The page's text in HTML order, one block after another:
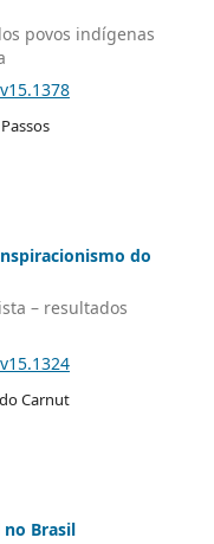
povos indígenas
do
– resultados
Carnut
Brasil